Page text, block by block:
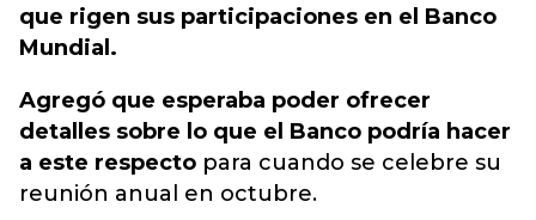
que rigen sus participaciones en el Banco
Mundial.
Agregó que esperaba poder ofrecer
detalles sobre lo que el Banco podría hacer
a este respecto para cuando se celebre su
reunión anual en octubre.